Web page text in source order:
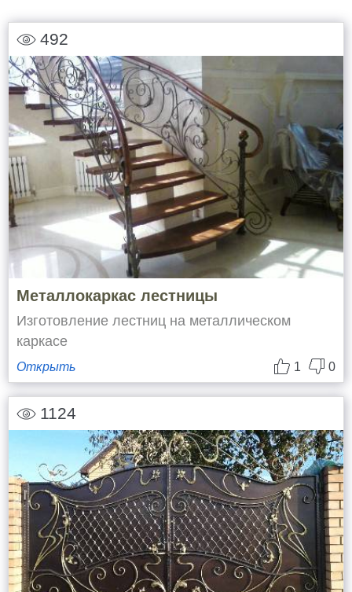
492
Металлокаркас лестницы
Изготовление лестниц на металлическом
каркасе
Открыть 1 0
1124